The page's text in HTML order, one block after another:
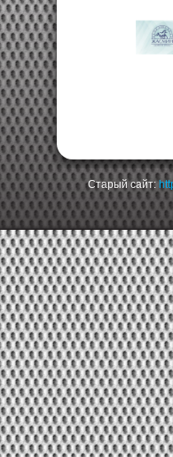
Старый сайт: